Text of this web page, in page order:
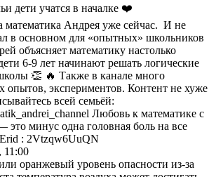
дети учатся в началке ❤️
математика Андрея уже сейчас. И не
в основном для «опытных» школьников
объясняет математику настолько
6-9 лет начинают решать логические
👏 🔥 Также в канале много
опытов, экспериментов. Контент не хуже
всей семьёй:
Любовь к математике с
это минус одна головная боль на все
: 2Vtzqw6UuQN
11:00
оранжевый уровень опасности из-за